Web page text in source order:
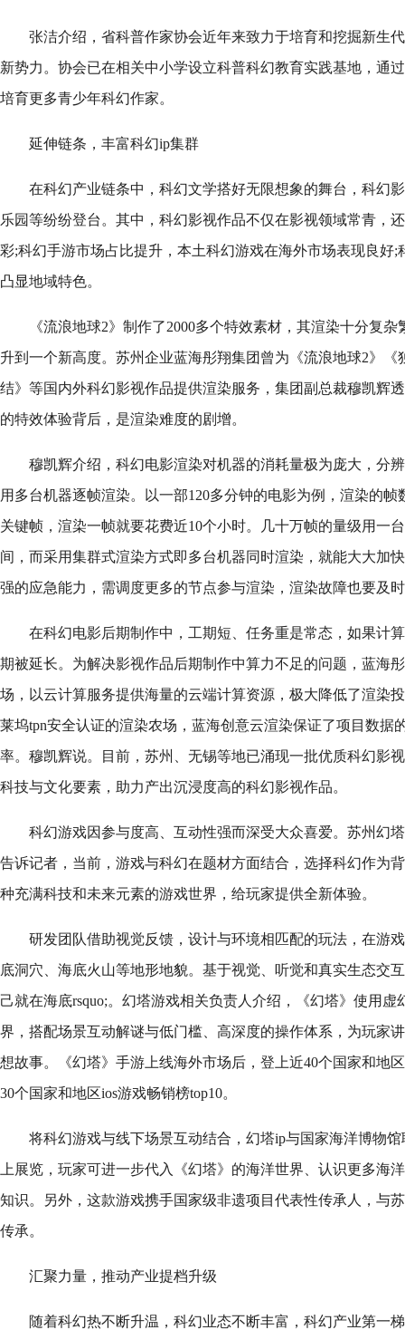
张洁介绍，省科普作家协会近年来致力于培育和挖掘新生
新势力。协会已在相关中小学设立科普科幻教育实践基地，通
培育更多青少年科幻作家。
延伸链条，丰富科幻ip集群
在科幻产业链条中，科幻文学搭好无限想象的舞台，科幻
乐园等纷纷登台。其中，科幻影视作品不仅在影视领域常青，
彩;科幻手游市场占比提升，本土科幻游戏在海外市场表现良好;
凸显地域特色。
《流浪地球2》制作了2000多个特效素材，其渲染十分复
升到一个新高度。苏州企业蓝海彤翔集团曾为《流浪地球2》《
结》等国内外科幻影视作品提供渲染服务，集团副总裁穆凯辉
的特效体验背后，是渲染难度的剧增。
穆凯辉介绍，科幻电影渲染对机器的消耗量极为庞大，分
用多台机器逐帧渲染。以一部120多分钟的电影为例，渲染的
关键帧，渲染一帧就要花费近10个小时。几十万帧的量级用一
间，而采用集群式渲染方式即多台机器同时渲染，就能大大加
强的应急能力，需调度更多的节点参与渲染，渲染故障也要及
在科幻电影后期制作中，工期短、任务重是常态，如果计
期被延长。为解决影视作品后期制作中算力不足的问题，蓝海
场，以云计算服务提供海量的云端计算资源，极大降低了渲染
莱坞tpn安全认证的渲染农场，蓝海创意云渲染保证了项目数据
率。穆凯辉说。目前，苏州、无锡等地已涌现一批优质科幻影
科技与文化要素，助力产出沉浸度高的科幻影视作品。
科幻游戏因参与度高、互动性强而深受大众喜爱。苏州幻
告诉记者，当前，游戏与科幻在题材方面结合，选择科幻作为
种充满科技和未来元素的游戏世界，给玩家提供全新体验。
研发团队借助视觉反馈，设计与环境相匹配的玩法，在游
底洞穴、海底火山等地形地貌。基于视觉、听觉和真实生态交
己就在海底rsquo;。幻塔游戏相关负责人介绍，《幻塔》使用
界，搭配场景互动解谜与低门槛、高深度的操作体系，为玩家
想故事。《幻塔》手游上线海外市场后，登上近40个国家和地
30个国家和地区ios游戏畅销榜top10。
将科幻游戏与线下场景互动结合，幻塔ip与国家海洋博物
上展览，玩家可进一步代入《幻塔》的海洋世界、认识更多海
知识。另外，这款游戏携手国家级非遗项目代表性传承人，与
传承。
汇聚力量，推动产业提档升级
随着科幻热不断升温，科幻业态不断丰富，科幻产业第一